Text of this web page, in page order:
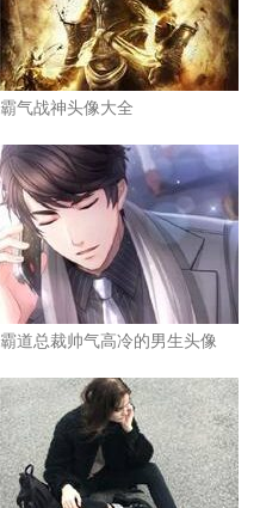
霸气战神头像大全
霸道总裁帅气高冷的男生头像